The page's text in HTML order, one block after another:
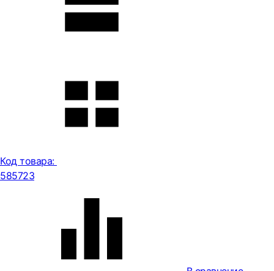
Код товара:
585723